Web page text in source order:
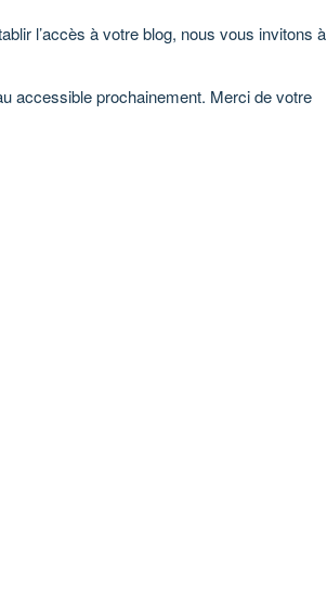
l’accès à votre blog, nous vous invitons à
accessible prochainement. Merci de votre